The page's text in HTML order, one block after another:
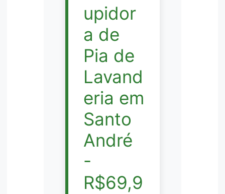
upidor
a de
Pia de
Lavand
eria em
Santo
André
-
R$69,9